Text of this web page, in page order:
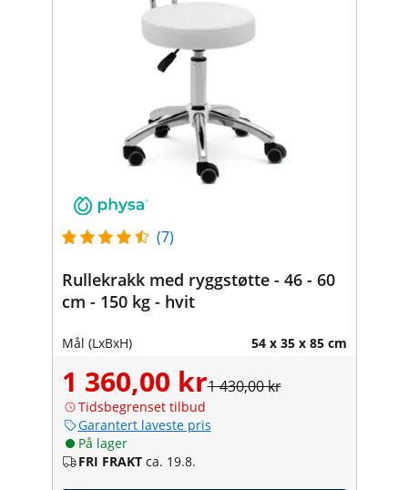
(7)
Rullekrakk med ryggstøtte - 46 - 60
cm - 150 kg - hvit
Mål (LxBxH) 54 x 35 x 85 cm
1 360,00 kr1 430,00 kr
Tidsbegrenset tilbud
Garantert laveste pris
På lager
FRI FRAKT ca. 19.8.